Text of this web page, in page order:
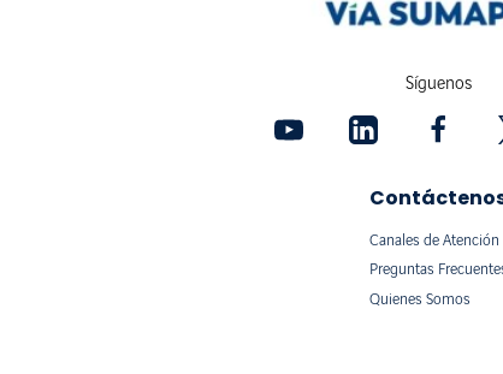
Síguenos
Canales de Atención
Preguntas
Quienes Somos